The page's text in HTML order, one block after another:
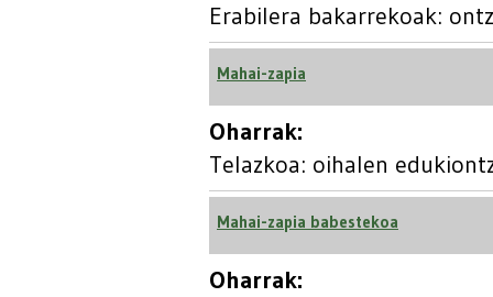
Erabilera bakarrekoak:
Mahai-zapia
Oharrak:
Telazkoa: oihalen
Mahai-zapia babestekoa
Oharrak: